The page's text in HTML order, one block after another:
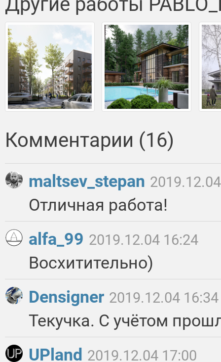
Комментарии (16)
maltsev_stepan
Отличная работа!
alfa_99 2019.12.04 16:24
Восхитительно)
Densigner 2019.12.04 16:34
Текучка. С учётом
UPland 2019.12.04 17:00